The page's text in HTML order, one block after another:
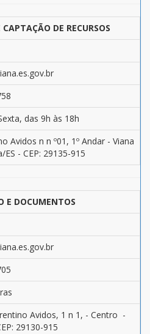
DE RECURSOS
das 9h às 18h
Avidos n n º01, 1º Andar - Viana
ES - CEP: 29135-915
E DOCUMENTOS
Avidos, 1 n 1, - Centro -
29130-915